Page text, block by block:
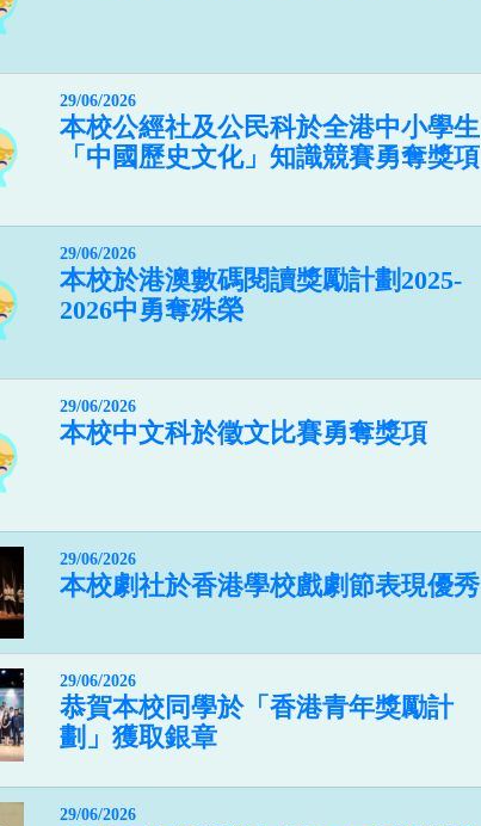
29/06/2026
本校公經社及公民科於全港中小學生
「中國歷史文化」知識競賽勇奪獎項
29/06/2026
本校於港澳數碼閱讀獎勵計劃2025-
2026中勇奪殊榮
29/06/2026
本校中文科於徵文比賽勇奪獎項
29/06/2026
本校劇社於香港學校戲劇節表現優秀
29/06/2026
恭賀本校同學於「香港青年獎勵計
劃」獲取銀章
29/06/2026